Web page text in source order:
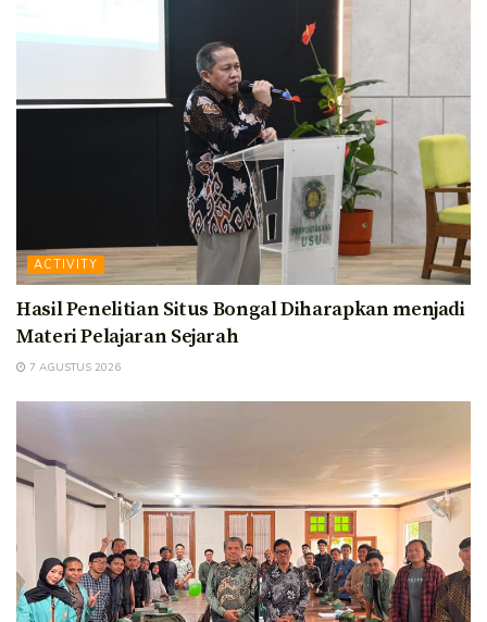
ACTIVITY
Hasil Penelitian Situs Bongal Diharapkan menjadi
Materi Pelajaran Sejarah
7 AGUSTUS 2026